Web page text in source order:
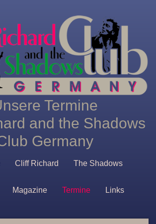
Termine
and the Shadows
Germany
Cliff Richard The Shadows
Magazine Termine Links